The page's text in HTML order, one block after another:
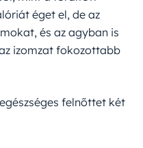
éget el, de az
és az agyban is
izomzat fokozottabb
felnőttet két